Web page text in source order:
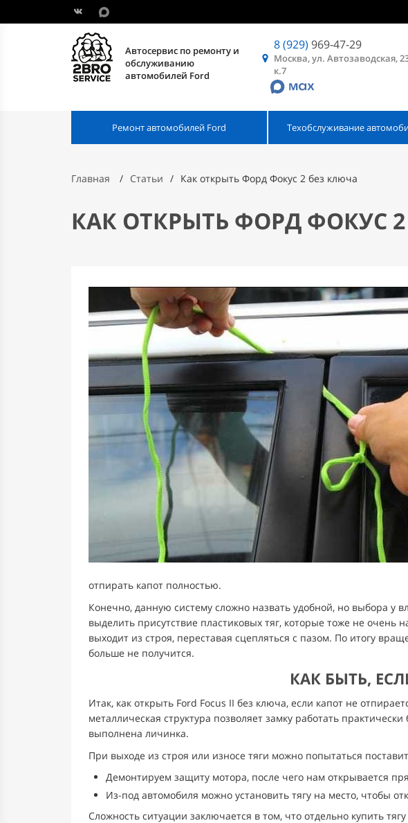
Автосервис по ремонту и
обслуживанию
автомобилей Ford
8 (929) 969-47-29
Москва, ул. Автозаводская,
к.7
Ремонт автомобилей Ford Техобслуживание
Главная Статьи Как открыть Форд Фокус 2 без ключа
КАК ОТКРЫТЬ ФОРД ФОКУС
отпирать капот полностью.
Конечно, данную систему сложно назвать удобной, но выбора у
выделить присутствие пластиковых тяг, которые тоже не
выходит из строя, переставая сцепляться с пазом. По итогу
больше не получится.
КАК БЫТЬ,
Итак, как открыть Ford Focus II без ключа, если капот не
металлическая структура позволяет замку работать
выполнена личинка.
При выходе из строя или износе тяги можно попытаться
Демонтируем защиту мотора, после чего нам открывается
Из-под автомобиля можно установить тягу на место, чтобы
Сложность ситуации заключается в том, что отдельно купить